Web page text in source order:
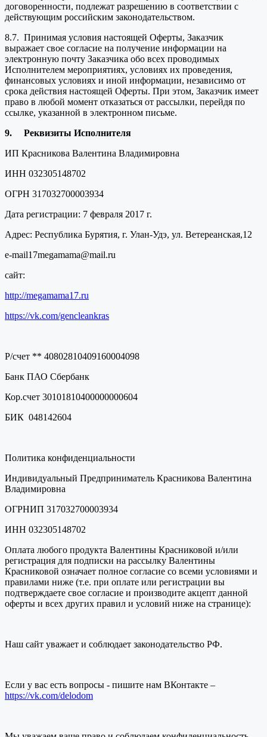
договоренности, подлежат разрешению в соответствии с
действующим российским законодательством.
8.7. Принимая условия настоящей Оферты, Заказчик
выражает свое согласие на получение информации на
электронную почту Заказчика обо всех проводимых
Исполнителем мероприятиях, условиях их проведения,
финансовых условиях и иной информации, независимо от
срока действия настоящей Оферты. При этом, Заказчик имеет
право в любой момент отказаться от рассылки, перейдя по
ссылке, указанной в электронном письме.
9. Реквизиты Исполнителя
ИП Красникова Валентина Владимировна
ИНН 032305148702
ОГРН 317032700003934
Дата регистрации: 7 февраля 2017 г.
Адрес: Республика Бурятия, г. Улан-Удэ, ул. Ветереанская,12
e-mail17megamama@mail.ru
сайт:
http://megamama17.ru
https://vk.com/gencleankras
Р/счет ** 40802810409160004098
Банк ПАО Сбербанк
Кор.счет 30101810400000000604
БИК 048142604
Политика конфиденциальности
Индивидуальный Предприниматель Красникова Валентина
Владимировна
ОГРНИП 317032700003934
ИНН 032305148702
Оплата любого продукта Валентины Красниковой и/или
регистрация для подписки на рассылку Валентины
Красниковой означает полное согласие со всеми условиями и
правилами ниже (т.е. при оплате или регистрации вы
подтверждаете свое согласие и производите акцепт данной
оферты и всех других правил и условий ниже на странице):
Наш сайт уважает и соблюдает законодательство РФ.
Если у вас есть вопросы - пишите нам ВКонтакте –
https://vk.com/delodom